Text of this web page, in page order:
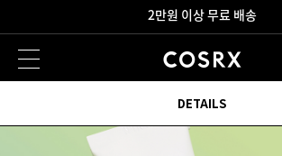
2만원 이상 무료 배송
새로워진 회원 혜택을 만나보세요!
DETAILS